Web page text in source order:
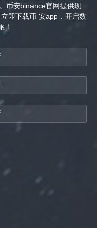
币安binance官网提供现
即下载币 安app，开启数
！